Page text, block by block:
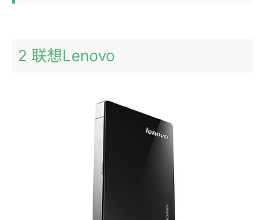
2 联想Lenovo